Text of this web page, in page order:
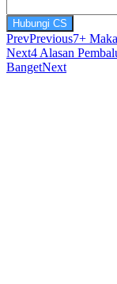
Hubungi CS
PrevPrevious7+
Next4 Alasan
BangetNext